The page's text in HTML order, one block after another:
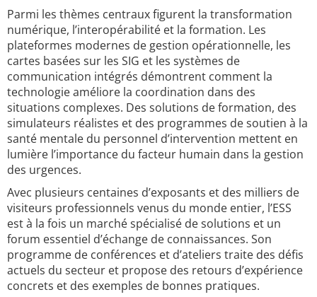
Parmi les thèmes centraux figurent la transformation
numérique, l’interopérabilité et la formation. Les
plateformes modernes de gestion opérationnelle, les
cartes basées sur les SIG et les systèmes de
communication intégrés démontrent comment la
technologie améliore la coordination dans des
situations complexes. Des solutions de formation, des
simulateurs réalistes et des programmes de soutien à la
santé mentale du personnel d’intervention mettent en
lumière l’importance du facteur humain dans la gestion
des urgences.
Avec plusieurs centaines d’exposants et des milliers de
visiteurs professionnels venus du monde entier, l’ESS
est à la fois un marché spécialisé de solutions et un
forum essentiel d’échange de connaissances. Son
programme de conférences et d’ateliers traite des défis
actuels du secteur et propose des retours d’expérience
concrets et des exemples de bonnes pratiques.